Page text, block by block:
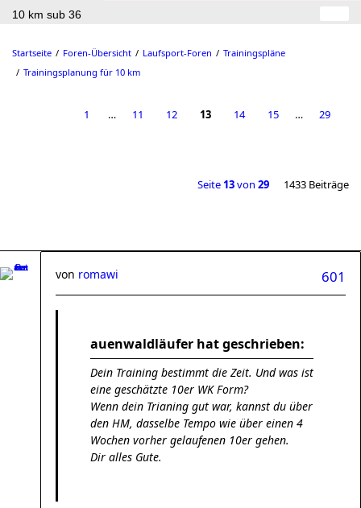
10 km sub 36
Startseite Foren-Übersicht Laufsport-Foren
Trainingspläne
Trainingsplanung für 10 km
1 … 11 12 13 14 15 … 29
Seite 13von 29 1433 Beiträge
601
von romawi
auenwaldläufer hat geschrieben:
Dein Training bestimmt die Zeit. Und was ist
eine geschätzte 10er WK Form?
Wenn dein Trianing gut war, kannst du über
den HM, dasselbe Tempo wie über einen 4
Wochen vorher gelaufenen 10er gehen.
Dir alles Gute.